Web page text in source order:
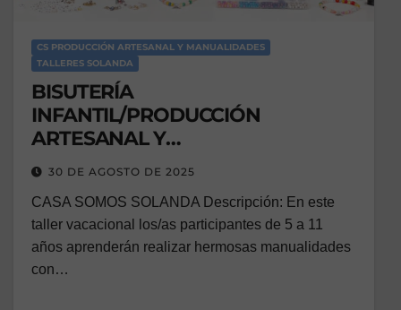
CS PRODUCCIÓN ARTESANAL Y MANUALIDADES
TALLERES SOLANDA
BISUTERÍA
INFANTIL/PRODUCCIÓN
ARTESANAL Y
MANUALIDADES/VACACIONAL
30 DE AGOSTO DE 2025
CASA SOMOS SOLANDA Descripción: En este
taller vacacional los/as participantes de 5 a 11
años aprenderán realizar hermosas manualidades
con…